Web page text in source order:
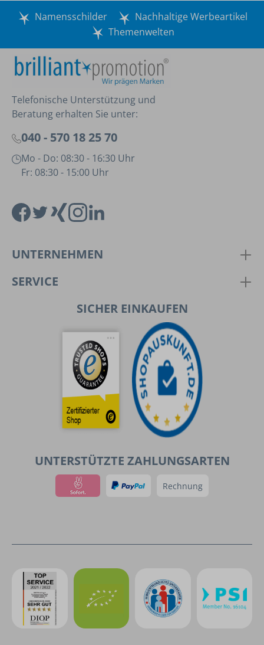
Namensschilder
Nachhaltige Werbeartikel
Themenwelten
Telefonische Unterstützung und
Beratung erhalten Sie unter:
040 - 570 18 25 70
Mo - Do: 08:30 - 16:30 Uhr
Fr: 08:30 - 15:00 Uhr
UNTERNEHMEN
SERVICE
SICHER EINKAUFEN
UNTERSTÜTZTE ZAHLUNGSARTEN
Rechnung